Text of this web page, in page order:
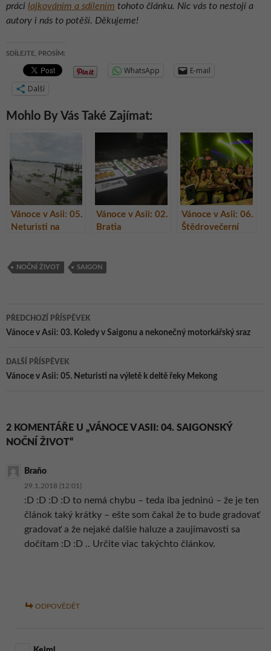
práci lajkováním a sdílením tohoto článku. Nic vás to nestojí a
autory i nás to potěší. Děkujeme!
SDÍLEJTE, PROSÍM:
WhatsApp
E-mail
Další
Mohlo By Vás Také Zajímat:
Vánoce v Asii: 05.
Neturisti na
Vánoce v Asii: 02.
Bratia
Vánoce v Asii: 06.
Štědrovečerní
NOČNÍ ŽIVOT SAIGON
Navigace
pro
příspěvky
PŘEDCHOZÍ PŘÍSPĚVEK
Vánoce v Asii: 03. Koledy v Saigonu a nekonečný motorkářský sraz
DALŠÍ PŘÍSPĚVEK
Vánoce v Asii: 05. Neturisti na výletě k deltě řeky Mekong
2 KOMENTÁŘE U „VÁNOCE V ASII: 04. SAIGONSKÝ
NOČNÍ ŽIVOT“
Braňo
29.1.2018 (12:01)
:D :D :D :D to nemá chybu – teda iba jedninú – že je ten
článok taký krátky – ešte som čakal že to bude gradovať
gradovať a že nejaké dalšie haluze a zaujímavosti sa
dočítam :D :D .. Určite viac takýchto článkov.
ODPOVĚDĚT